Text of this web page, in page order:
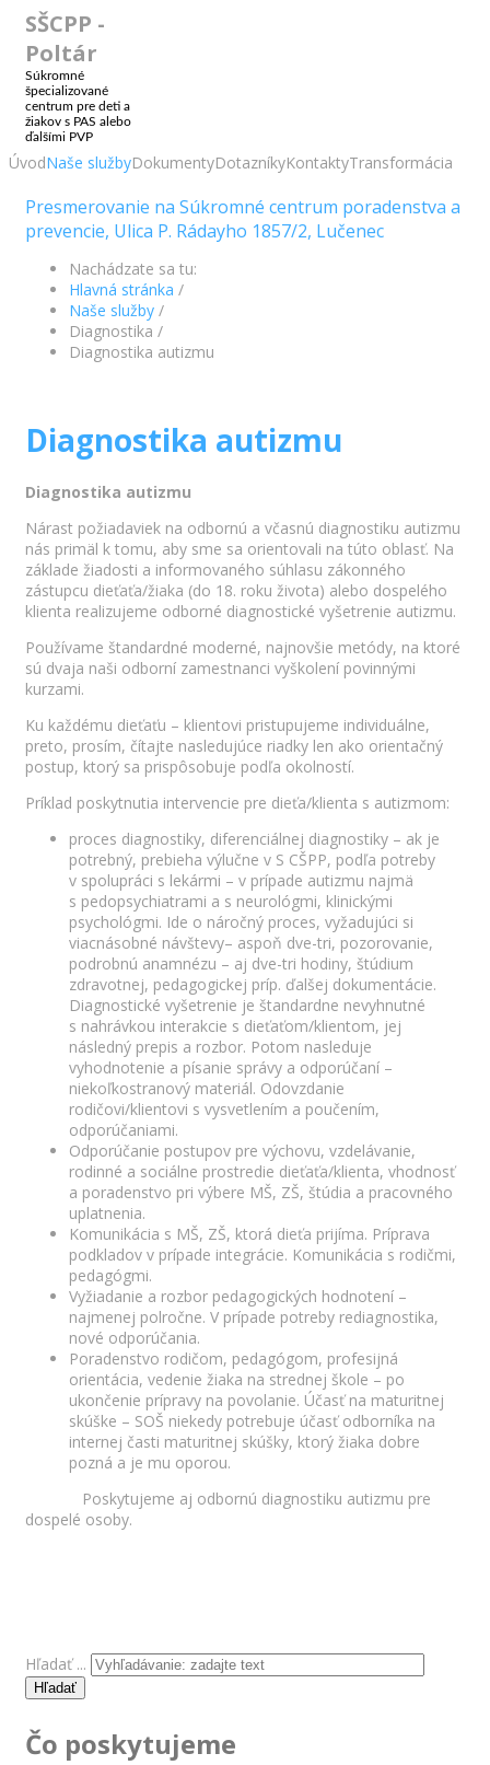
SŠCPP -
Poltár
Súkromné
špecializované
centrum pre deti a
žiakov s PAS alebo
ďalšími PVP
ÚvodNaše službyDokumentyDotazníkyKontaktyTransformácia
Presmerovanie na Súkromné centrum poradenstva a
prevencie, Ulica P. Rádayho 1857/2, Lučenec
Nachádzate sa tu:
Hlavná stránka /
Naše služby /
Diagnostika /
Diagnostika autizmu
Diagnostika autizmu
Diagnostika autizmu
Nárast požiadaviek na odbornú a včasnú diagnostiku autizmu
nás primäl k tomu, aby sme sa orientovali na túto oblasť. Na
základe žiadosti a informovaného súhlasu zákonného
zástupcu dieťaťa/žiaka (do 18. roku života) alebo dospelého
klienta realizujeme odborné diagnostické vyšetrenie autizmu.
Používame štandardné moderné, najnovšie metódy, na ktoré
sú dvaja naši odborní zamestnanci vyškolení povinnými
kurzami.
Ku každému dieťaťu – klientovi pristupujeme individuálne,
preto, prosím, čítajte nasledujúce riadky len ako orientačný
postup, ktorý sa prispôsobuje podľa okolností.
Príklad poskytnutia intervencie pre dieťa/klienta s autizmom:
proces diagnostiky, diferenciálnej diagnostiky – ak je
potrebný, prebieha výlučne v S CŠPP, podľa potreby
v spolupráci s lekármi – v prípade autizmu najmä
s pedopsychiatrami a s neurológmi, klinickými
psychológmi. Ide o náročný proces, vyžadujúci si
viacnásobné návštevy– aspoň dve-tri, pozorovanie,
podrobnú anamnézu – aj dve-tri hodiny, štúdium
zdravotnej, pedagogickej príp. ďalšej dokumentácie.
Diagnostické vyšetrenie je štandardne nevyhnutné
s nahrávkou interakcie s dieťaťom/klientom, jej
následný prepis a rozbor. Potom nasleduje
vyhodnotenie a písanie správy a odporúčaní –
niekoľkostranový materiál. Odovzdanie
rodičovi/klientovi s vysvetlením a poučením,
odporúčaniami.
Odporúčanie postupov pre výchovu, vzdelávanie,
rodinné a sociálne prostredie dieťaťa/klienta, vhodnosť
a poradenstvo pri výbere MŠ, ZŠ, štúdia a pracovného
uplatnenia.
Komunikácia s MŠ, ZŠ, ktorá dieťa prijíma. Príprava
podkladov v prípade integrácie. Komunikácia s rodičmi,
pedagógmi.
Vyžiadanie a rozbor pedagogických hodnotení –
najmenej polročne. V prípade potreby rediagnostika,
nové odporúčania.
Poradenstvo rodičom, pedagógom, profesijná
orientácia, vedenie žiaka na strednej škole – po
ukončenie prípravy na povolanie. Účasť na maturitnej
skúške – SOŠ niekedy potrebuje účasť odborníka na
internej časti maturitnej skúšky, ktorý žiaka dobre
pozná a je mu oporou.
Poskytujeme aj odbornú diagnostiku autizmu pre
dospelé osoby.
Hľadať ...
Hľadať
Čo poskytujeme